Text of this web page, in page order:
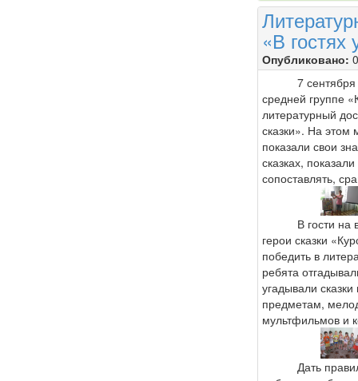
«В гостях
Опубликовано:
7 сентября
средней группе
литературный
сказки». На этом
показали свои
сказках,
сопоставлять,
В гости на
герои сказки
победить в
ребята
угадывали
предметам,
мультфильмов и
Дать